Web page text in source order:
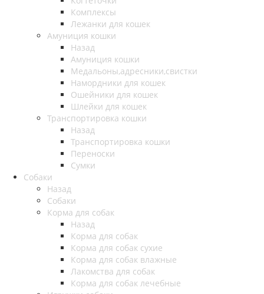
Комплексы
Лежанки для кошек
Амуниция кошки
Назад
Амуниция кошки
Медальоны,адресники,свистки
Намордники для кошек
Ошейники для кошек
Шлейки для кошек
Транспортировка кошки
Назад
Транспортировка кошки
Переноски
Сумки
Собаки
Назад
Собаки
Корма для собак
Назад
Корма для собак
Корма для собак сухие
Корма для собак влажные
Лакомства для собак
Корма для собак лечебные